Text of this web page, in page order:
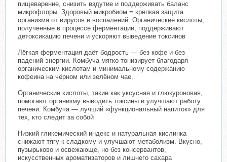
пищеварение, снизить вздутие и поддерживать баланс
микрофлоры. Здоровый микробиом = крепкая защита
организма от вирусов и воспалений. Органические кислоты,
полученные в процессе ферментации, поддерживают
детоксикацию печени и ускоряют выведение токсинов
Лёгкая ферментация даёт бодрость — без кофе и без
падений энергии. Комбуча мягко тонизирует благодаря
органическим кислотам и минимальному содержанию
кофеина на чёрном или зелёном чае.
Органические кислоты, такие как уксусная и глюкуроновая,
помогают организму выводить токсины и улучшают работу
печени. Комбуча — лучший «функциональный напиток» для
тех, кто следит за собой
Низкий гликемический индекс и натуральная кислинка
снижают тягу к сладкому и улучшают метаболизм. Вкусно,
пузырьково и освежающе, но без консервантов,
искусственных ароматизаторов и лишнего сахара